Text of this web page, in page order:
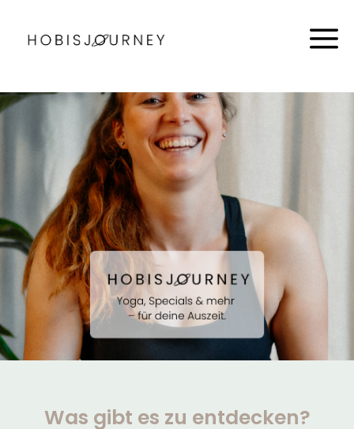
Was gibt es zu entdecken?